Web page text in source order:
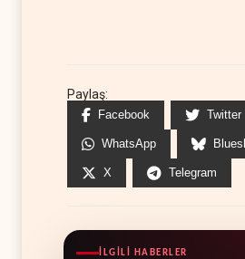
Paylaş:
Facebook Twitter
WhatsApp
X Telegram
İLGILI HABERLER